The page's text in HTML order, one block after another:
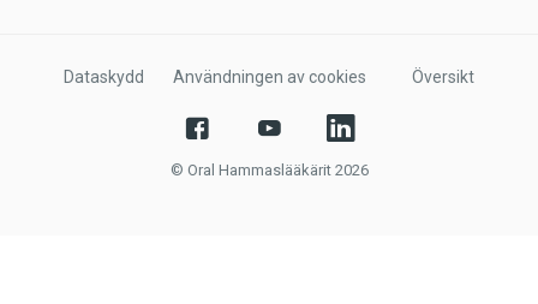
Dataskydd Användningen av cookies Översikt
© Oral Hammaslääkärit 2026